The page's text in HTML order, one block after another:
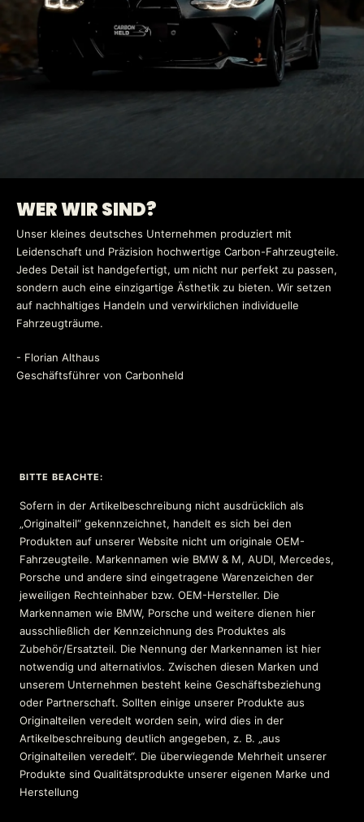
WER WIR SIND?
Unser kleines deutsches Unternehmen produziert mit
Leidenschaft und Präzision hochwertige Carbon-Fahrzeugteile.
Jedes Detail ist handgefertigt, um nicht nur perfekt zu passen,
sondern auch eine einzigartige Ästhetik zu bieten. Wir setzen
auf nachhaltiges Handeln und verwirklichen individuelle
Fahrzeugträume.
- Florian Althaus
Geschäftsführer von Carbonheld
BITTE BEACHTE:
Sofern in der Artikelbeschreibung nicht ausdrücklich als
„Originalteil“ gekennzeichnet, handelt es sich bei den
Produkten auf unserer Website nicht um originale OEM-
Fahrzeugteile. Markennamen wie BMW & M, AUDI, Mercedes,
Porsche und andere sind eingetragene Warenzeichen der
jeweiligen Rechteinhaber bzw. OEM-Hersteller. Die
Markennamen wie BMW, Porsche und weitere dienen hier
ausschließlich der Kennzeichnung des Produktes als
Zubehör/Ersatzteil. Die Nennung der Markennamen ist hier
notwendig und alternativlos. Zwischen diesen Marken und
unserem Unternehmen besteht keine Geschäftsbeziehung
oder Partnerschaft. Sollten einige unserer Produkte aus
Originalteilen veredelt worden sein, wird dies in der
Artikelbeschreibung deutlich angegeben, z. B. „aus
Originalteilen veredelt“. Die überwiegende Mehrheit unserer
Produkte sind Qualitätsprodukte unserer eigenen Marke und
Herstellung